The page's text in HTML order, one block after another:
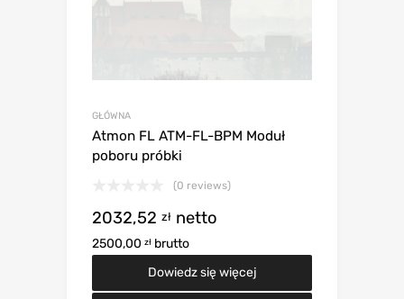
GŁÓWNA
Atmon FL ATM-FL-BPM Moduł
poboru próbki
(0 reviews)
2032,52 zł netto
2500,00 zł brutto
Dowiedz się więcej